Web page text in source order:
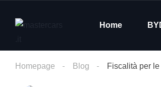
Home
Homepage Blog Fiscalità per